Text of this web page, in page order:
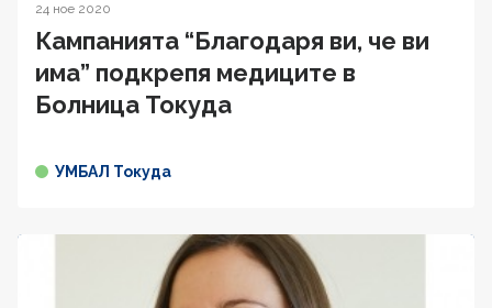
24 ное 2020
Кампанията “Благодаря ви, че ви
има” подкрепя медиците в
Болница Токуда
УМБАЛ Токуда